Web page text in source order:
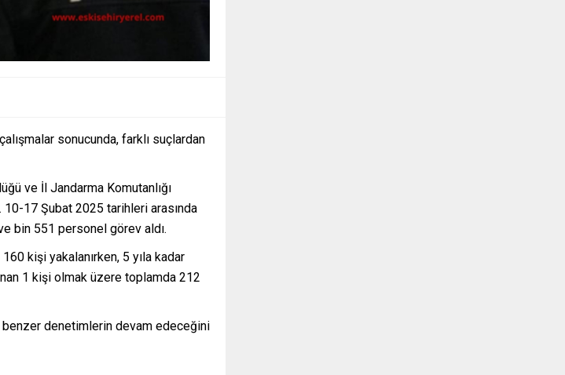
sonucunda, farklı suçlardan
ve İl Jandarma Komutanlığı
10-17 Şubat 2025 tarihleri arasında
bin 551 personel görev aldı.
kişi yakalanırken, 5 yıla kadar
1 kişi olmak üzere toplamda 212
denetimlerin devam edeceğini